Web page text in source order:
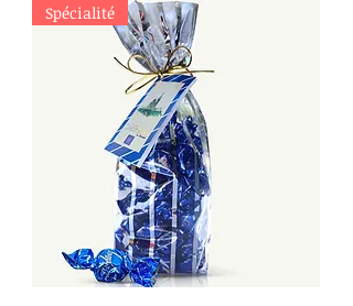
Spécialité